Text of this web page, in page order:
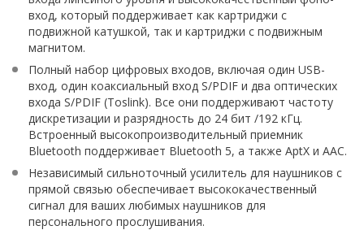
вход, который поддерживает как картриджи с
подвижной катушкой, так и картриджи с подвижным
магнитом.
Полный набор цифровых входов, включая один USB-
вход, один коаксиальный вход S/PDIF и два оптических
входа S/PDIF (Toslink). Все они поддерживают частоту
дискретизации и разрядность до 24 бит /192 кГц.
Встроенный высокопроизводительный приемник
Bluetooth поддерживает Bluetooth 5, а также AptX и AAC.
Независимый сильноточный усилитель для наушников с
прямой связью обеспечивает высококачественный
сигнал для ваших любимых наушников для
персонального прослушивания.